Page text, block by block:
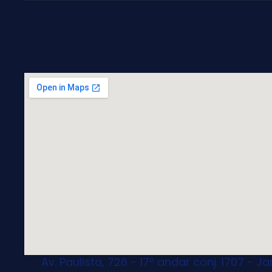
Av. Paulista, 726 - 17º andar conj. 1707 -